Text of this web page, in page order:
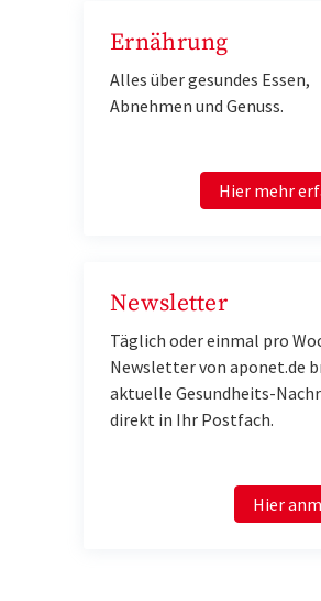
Ernährung
Alles über gesundes Essen,
Abnehmen und Genuss.
Hier mehr
Newsletter
Täglich oder einmal pro
Newsletter von aponet.de
aktuelle Gesundheits-
direkt in Ihr Postfach.
Hier